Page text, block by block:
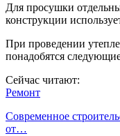
Для просушки
конструкции
При проведении
понадобятся
Сейчас читают:
Ремонт
Современное
от…